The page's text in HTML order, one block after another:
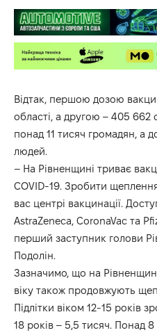
Відтак, першою дозою
області, а другою – 405
понад 11 тисяч громадян, а
людей.
– На Рівненщині триває
COVID-19. Зробити
вас центрі вакцинації.
AstraZeneca, CoronaVac та
перший заступник голови
Подолін.
Зазначимо, що на
віку також продовжують
Підлітки віком 12-15 років
18 років – 5,5 тисяч. Понад